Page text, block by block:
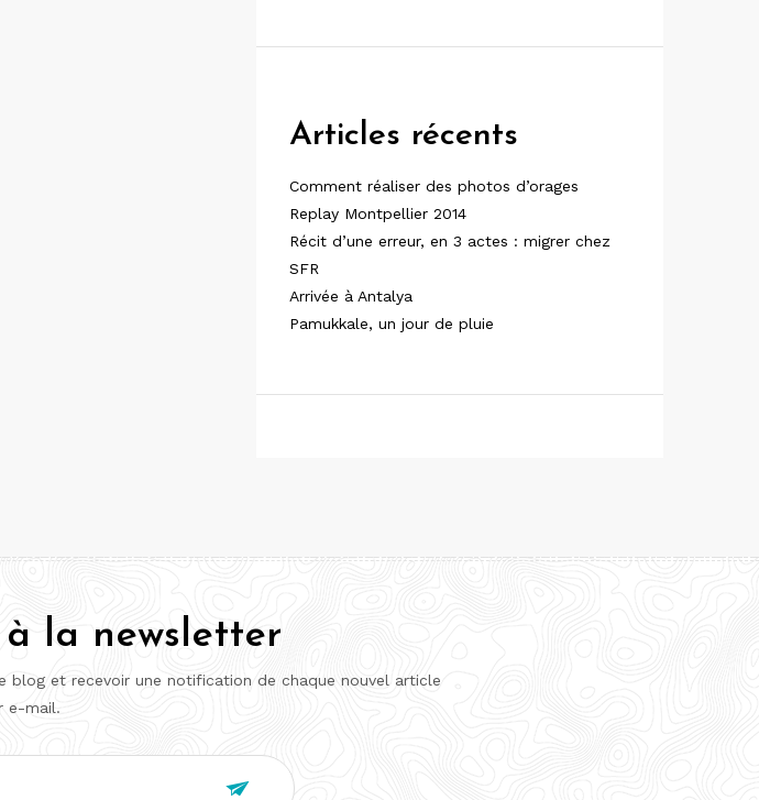
Articles récents
Comment réaliser des photos d’orages
Replay Montpellier 2014
Récit d’une erreur, en 3 actes : migrer chez
SFR
Arrivée à Antalya
Pamukkale, un jour de pluie
la newsletter
blog et recevoir une notification de chaque nouvel article
e-mail.
